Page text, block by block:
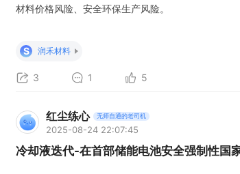
材料价格风险、安全环保生产风险。
S 润禾材料
3 1 5
红尘练心 无师自通的老司机
2025-08-24 22:07:45
冷却液迭代-在首部储能电池安全强制性国